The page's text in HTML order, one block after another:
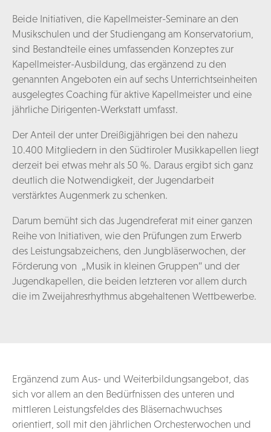
Beide Initiativen, die Kapellmeister-Seminare an den
Musikschulen und der Studiengang am Konservatorium,
sind Bestandteile eines umfassenden Konzeptes zur
Kapellmeister-Ausbildung, das ergänzend zu den
genannten Angeboten ein auf sechs Unterrichtseinheiten
ausgelegtes Coaching für aktive Kapellmeister und eine
jährliche Dirigenten-Werkstatt umfasst.
Der Anteil der unter Dreißigjährigen bei den nahezu
10.400 Mitgliedern in den Südtiroler Musikkapellen liegt
derzeit bei etwas mehr als 50 %. Daraus ergibt sich ganz
deutlich die Notwendigkeit, der Jugendarbeit
verstärktes Augenmerk zu schenken.
Darum bemüht sich das Jugendreferat mit einer ganzen
Reihe von Initiativen, wie den Prüfungen zum Erwerb
des Leistungsabzeichens, den Jungbläserwochen, der
Förderung von „Musik in kleinen Gruppen“ und der
Jugendkapellen, die beiden letzteren vor allem durch
die im Zweijahresrhythmus abgehaltenen Wettbewerbe.
Ergänzend zum Aus- und Weiterbildungsangebot, das
sich vor allem an den Bedürfnissen des unteren und
mittleren Leistungsfeldes des Bläsernachwuchses
orientiert, soll mit den jährlichen Orchesterwochen und